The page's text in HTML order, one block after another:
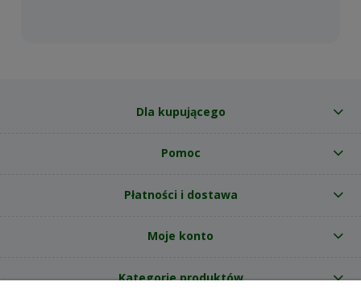
Dla kupującego
Pomoc
Płatności i dostawa
Moje konto
Kategorie produktów